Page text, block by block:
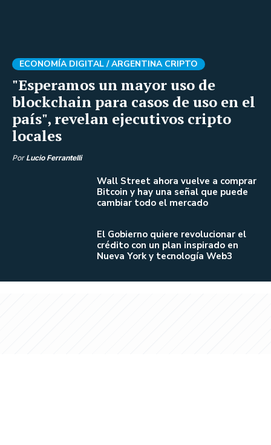
"Esperamos un mayor uso de
blockchain para casos de uso en el
país", revelan ejecutivos cripto
locales
ECONOMÍA DIGITAL /ARGENTINA CRIPTO
Por Lucio Ferrantelli
Wall Street ahora vuelve a comprar
Bitcoin y hay una señal que puede
cambiar todo el mercado
El Gobierno quiere revolucionar el
crédito con un plan inspirado en
Nueva York y tecnología Web3